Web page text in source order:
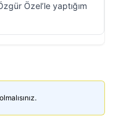
Özel’le yaptığım